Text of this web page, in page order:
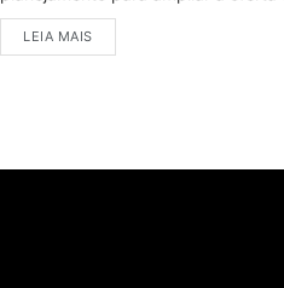
LEIA MAIS